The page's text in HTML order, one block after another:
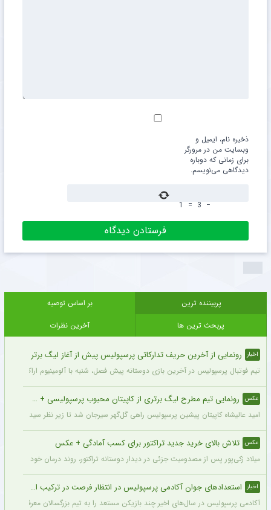
ذخیره نام، ایمیل و
وبسایت من در مرورگر
برای زمانی که دوباره
دیدگاهی می‌نویسم.
−
3
=
1
پربیننده ترین
بر اساس توصیه
پربحث ترین ها
آخرین نظرات
اخبار رونمایی از آخرین حریف تدارکاتی پرسپولیس پیش از آغاز لیگ برتر
تیم فوتبال پرسپولیس در آخرین بازی دوستانه پیش فصل، شنبه با آلومینیوم اراک دیدار
عکس رونمایی تیم مطرح لیگ برتری از کاپیتان محبوب پرسپولیسی + سند
امید عالیشاه کاپیتان پیشین پرسپولیس راهی گل‌گهر سیرجان شد تا زیر نظر سیدمهدی
عکس تلاش بالای خرید جدید تراکتور برای کسب آمادگی + عکس
میلاد زکی‌پور پس از مصدومیت جزئی در دیدار دوستانه تراکتور، روند درمان خود را
اخبار استعدادهای جوان آکادمی پرسپولیس در انتظار فرصت در ترکیب اصلی
آکادمی پرسپولیس در سال‌های اخیر چند بازیکن مستعد را به تیم بزرگسالان معرفی